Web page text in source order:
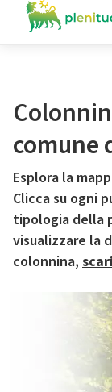
comune
Esplora la
Clicca su ogni
tipologia della
visualizzare la
colonnina,